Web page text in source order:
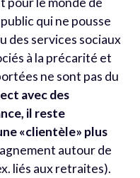
qui ne pousse
des services sociaux
à la précarité et
ne sont pas du
avec des
il reste
«clientèle» plus
autour de
liés aux retraites).